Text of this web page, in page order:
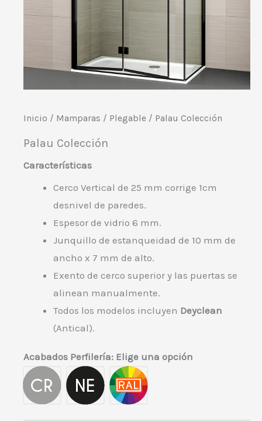
Inicio / Mamparas / Plegable / Palau Colección
Palau Colección
Características
Cerco Vertical de 25 mm corrige 1cm
desnivel de paredes.
Espesor de vidrio 6 mm.
Junquillo de estanqueidad de 10 mm de
ancho x 7 mm de alto.
Exento de cerco superior y las puertas se
alinean manualmente.
Todos los modelos incluyen Deyclean
(Antical).
Acabados Perfilería: Elige una opción